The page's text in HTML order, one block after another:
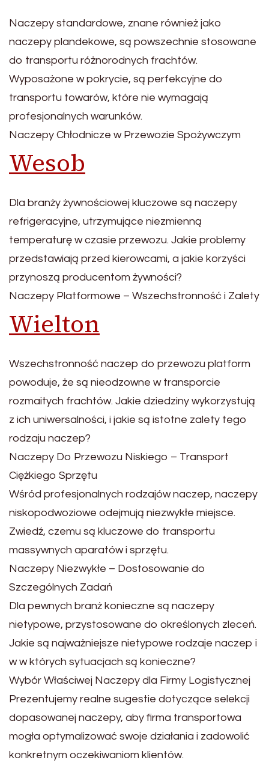
Naczepy standardowe, znane również jako
naczepy plandekowe, są powszechnie stosowane
do transportu różnorodnych frachtów.
Wyposażone w pokrycie, są perfekcyjne do
transportu towarów, które nie wymagają
profesjonalnych warunków.
Naczepy Chłodnicze w Przewozie Spożywczym
Wesob
Dla branży żywnościowej kluczowe są naczepy
refrigeracyjne, utrzymujące niezmienną
temperaturę w czasie przewozu. Jakie problemy
przedstawiają przed kierowcami, a jakie korzyści
przynoszą producentom żywności?
Naczepy Platformowe – Wszechstronność i Zalety
Wielton
Wszechstronność naczep do przewozu platform
powoduje, że są nieodzowne w transporcie
rozmaitych frachtów. Jakie dziedziny wykorzystują
z ich uniwersalności, i jakie są istotne zalety tego
rodzaju naczep?
Naczepy Do Przewozu Niskiego – Transport
Ciężkiego Sprzętu
Wśród profesjonalnych rodzajów naczep, naczepy
niskopodwoziowe odejmują niezwykłe miejsce.
Zwiedź, czemu są kluczowe do transportu
massywnych aparatów i sprzętu.
Naczepy Niezwykłe – Dostosowanie do
Szczególnych Zadań
Dla pewnych branż konieczne są naczepy
nietypowe, przystosowane do określonych zleceń.
Jakie są najważniejsze nietypowe rodzaje naczep i
w w których sytuacjach są konieczne?
Wybór Właściwej Naczepy dla Firmy Logistycznej
Prezentujemy realne sugestie dotyczące selekcji
dopasowanej naczepy, aby firma transportowa
mogła optymalizować swoje działania i zadowolić
konkretnym oczekiwaniom klientów.